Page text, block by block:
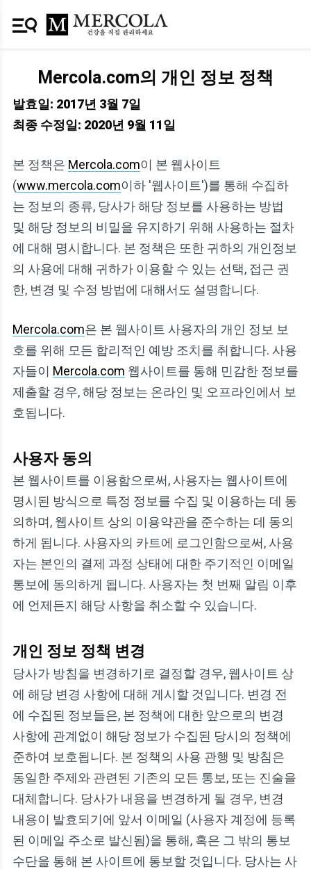
Mercola.com의 개인 정보 정책
발효일: 2017년 3월 7일
최종 수정일: 2020년 9월 11일
본 정책은 Mercola.com이 본 웹사이트
(www.mercola.com이하 '웹사이트')를 통해 수집하
는 정보의 종류, 당사가 해당 정보를 사용하는 방법
및 해당 정보의 비밀을 유지하기 위해 사용하는 절차
에 대해 명시합니다. 본 정책은 또한 귀하의 개인정보
의 사용에 대해 귀하가 이용할 수 있는 선택, 접근 권
한, 변경 및 수정 방법에 대해서도 설명합니다.
Mercola.com은 본 웹사이트 사용자의 개인 정보 보
호를 위해 모든 합리적인 예방 조치를 취합니다. 사용
자들이 Mercola.com 웹사이트를 통해 민감한 정보를
제출할 경우, 해당 정보는 온라인 및 오프라인에서 보
호됩니다.
사용자 동의
본 웹사이트를 이용함으로써, 사용자는 웹사이트에
명시된 방식으로 특정 정보를 수집 및 이용하는 데 동
의하며, 웹사이트 상의 이용약관을 준수하는 데 동의
하게 됩니다. 사용자의 카트에 로그인함으로써, 사용
자는 본인의 결제 과정 상태에 대한 주기적인 이메일
통보에 동의하게 됩니다. 사용자는 첫 번째 알림 이후
에 언제든지 해당 사항을 취소할 수 있습니다.
개인 정보 정책 변경
당사가 방침을 변경하기로 결정할 경우, 웹사이트 상
에 해당 변경 사항에 대해 게시할 것입니다. 변경 전
에 수집된 정보들은, 본 정책에 대한 앞으로의 변경
사항에 관계없이 해당 정보가 수집된 당시의 정책에
준하여 보호됩니다. 본 정책의 사용 관행 및 방침은
동일한 주제와 관련된 기존의 모든 통보, 또는 진술을
대체합니다. 당사가 내용을 변경하게 될 경우, 변경
내용이 발효되기에 앞서 이메일 (사용자 계정에 등록
된 이메일 주소로 발신됨)을 통해, 혹은 그 밖의 통보
수단을 통해 본 사이트에 통보할 것입니다. 당사는 사